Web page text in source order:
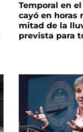
Temporal en el
cayó en horas
mitad de la
prevista para